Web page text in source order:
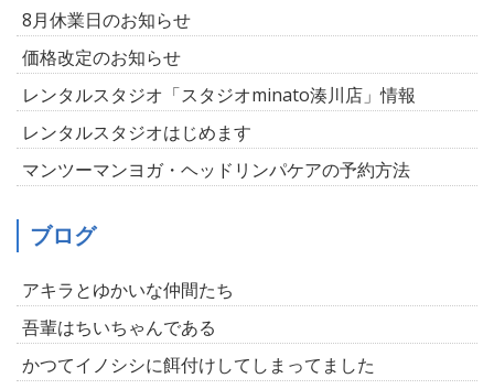
8月休業日のお知らせ
価格改定のお知らせ
レンタルスタジオ「スタジオminato湊川店」情報
レンタルスタジオはじめます
マンツーマンヨガ・ヘッドリンパケアの予約方法
ブログ
アキラとゆかいな仲間たち
吾輩はちいちゃんである
かつてイノシシに餌付けしてしまってました